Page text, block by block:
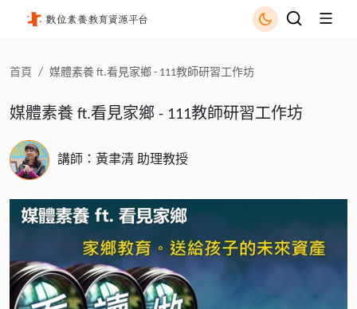
媒體素養 ft.看見家鄉 - 111教師研習工作坊 - 國立公共資訊圖書
首頁 媒體素養 ft.看見家鄉 - 111教師研習工作坊
媒體素養 ft.看見家鄉 - 111教師研習工作坊
講師：黃聿清 助理教授